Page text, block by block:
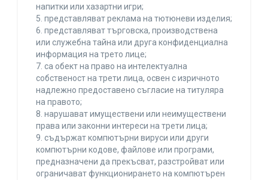
напитки или хазартни игри;
5. представляват реклама на тютюневи изделия;
6. представляват търговска, производствена
или служебна тайна или друга конфиденциална
информация на трето лице;
7. са обект на право на интелектуална
собственост на трети лица, освен с изричното
надлежно предоставено съгласие на титуляра
на правото;
8. нарушават имуществени или неимуществени
права или законни интереси на трети лица;
9. съдържат компютърни вируси или други
компютърни кодове, файлове или програми,
предназначени да прекъсват, разстройват или
ограничават функционирането на компютърен